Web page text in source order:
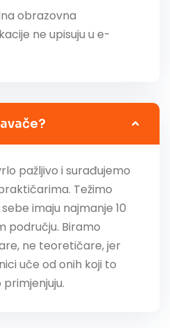
obrazovna
ne upisuju u e-
pažljivo i surađujemo
Težimo
imaju najmanje 10
području. Biramo
ne teoretičare, jer
uče od onih koji to